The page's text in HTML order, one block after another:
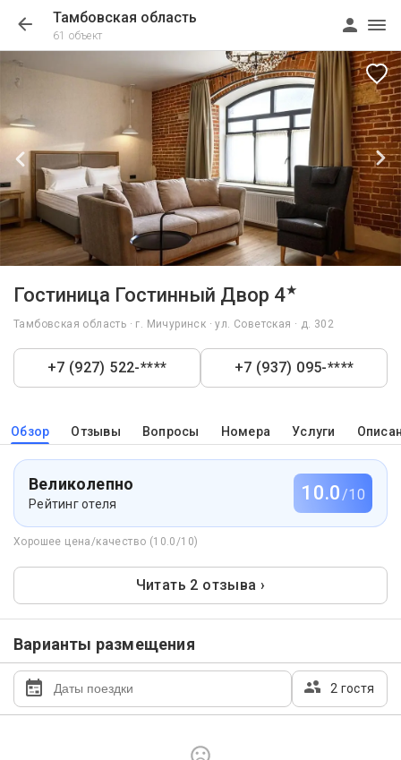
Тамбовская область
61 объект
Гостиница Гостинный Двор 4★
Тамбовская область · г. Мичуринск · ул. Советская · д. 302
+7 (927) 522-**** +7 (937) 095-****
Обзор Отзывы Вопросы Номера Услуги
Великолепно
Рейтинг отеля 10.0/10
Хорошее цена/качество (10.0/10)
Читать 2 отзыва ›
Варианты размещения
2 гостя